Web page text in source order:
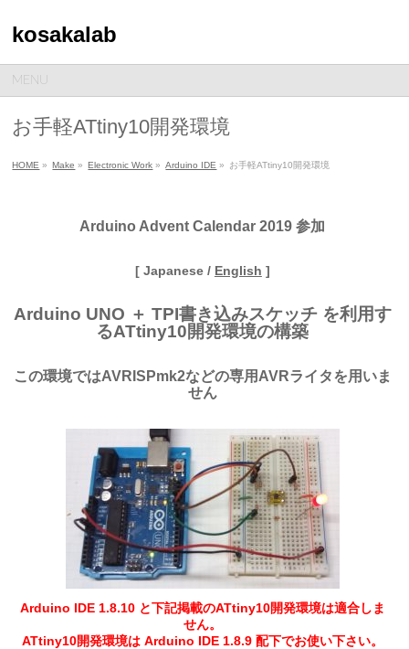
kosakalab
MENU
お手軽ATtiny10開発環境
HOME » Make » Electronic Work » Arduino IDE » お手軽ATtiny10開発環境
Arduino Advent Calendar 2019 参加
[ Japanese / English ]
Arduino UNO ＋ TPI書き込みスケッチ を利用す
るATtiny10開発環境の構築
この環境ではAVRISPmk2などの専用AVRライタを用いま
せん
Arduino IDE 1.8.10 と下記掲載のATtiny10開発環境は適合しま
せん。
ATtiny10開発環境は Arduino IDE 1.8.9 配下でお使い下さい。